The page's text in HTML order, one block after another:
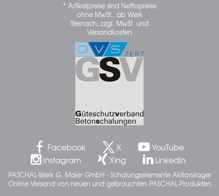
* Artikelpreise sind Nettopreise
ohne MwSt., ab Werk
Steinach, zzgl. MwSt. und
Versandkosten
Facebook X
YouTube
Instagram
Xing LinkedIn
PASCHAL-Werk G. Maier GmbH - Schalungselemente Aktionslager
Online Versand von neuen und gebrauchten PASCHAL-Produkten